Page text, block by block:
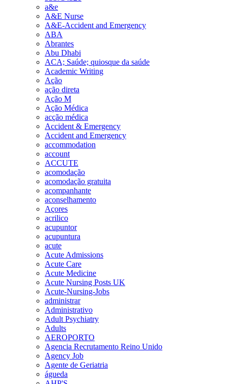
a&e
A&E Nurse
A&E-Accident and Emergency
ABA
Abrantes
Abu Dhabi
ACA; Saúde; quiosque da saúde
Academic Writing
Ação
ação direta
Ação M
Ação Médica
acção médica
Accident & Emergency
Accident and Emergency
accommodation
account
ACCUTE
acomodação
acomodação gratuita
acompanhante
aconselhamento
Açores
acrilico
acupuntor
acupuntura
acute
Acute Admissions
Acute Care
Acute Medicine
Acute Nursing Posts UK
Acute-Nursing-Jobs
administrar
Administrativo
Adult Psychiatry
Adults
AEROPORTO
Agencia Recrutamento Reino Unido
Agency Job
Agente de Geriatria
águeda